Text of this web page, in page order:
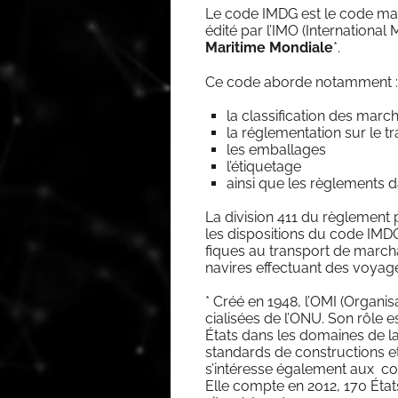
Le code IMDG est le code
édi­té par l’I­MO
Mari­time Mon­diale*.
Ce code aborde notamment :
la clas­si­fi­ca­tion des
la régle­men­ta­tion sur le
les embal­lages
l’é­ti­que­tage
ain­si que les règle­ments
La divi­sion 411 du
les dis­po­si­tions du code
fiques au trans­port de
navires effec­tuant des
* Créé en 1948, l’O­MI
cia­li­sées de l’O­NU. Son rôle
États dans les domaines de
stan­dards de construc­tions
s’in­té­resse éga­le­ment aux
Elle compte en 2012, 170